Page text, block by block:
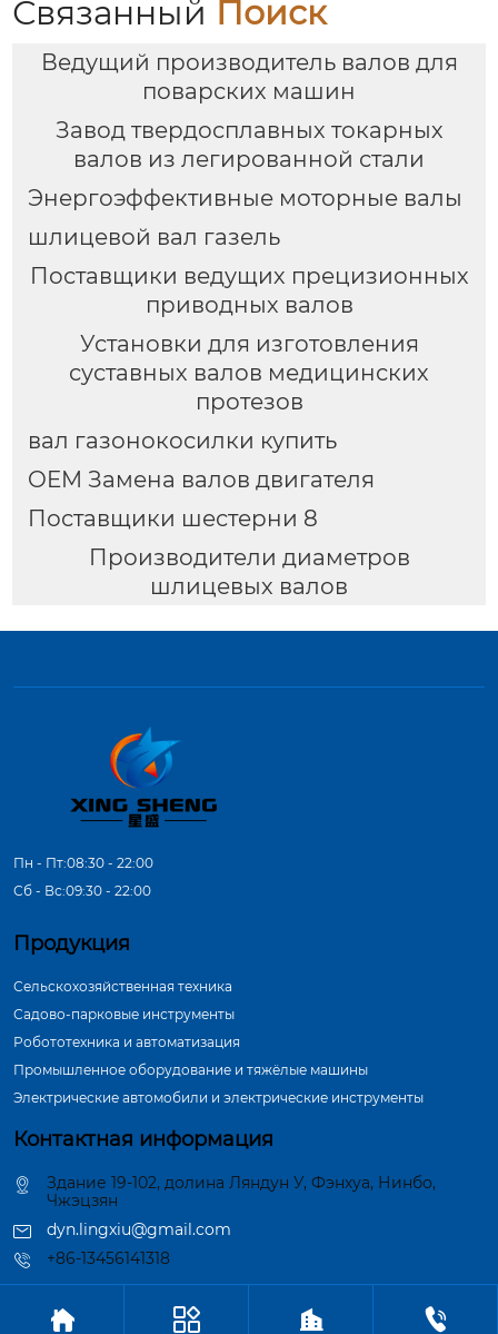
Связанный Поиск
Ведущий производитель валов для
поварских машин
Завод твердосплавных токарных
валов из легированной стали
Энергоэффективные моторные валы
шлицевой вал газель
Поставщики ведущих прецизионных
приводных валов
Установки для изготовления
суставных валов медицинских
протезов
вал газонокосилки купить
OEM Замена валов двигателя
Поставщики шестерни 8
Производители диаметров
шлицевых валов
Пн - Пт:08:30 - 22:00
Сб - Вс:09:30 - 22:00
Продукция
Сельскохозяйственная техника
Садово-парковые инструменты
Робототехника и автоматизация
Промышленное оборудование и тяжёлые машины
Электрические автомобили и электрические инструменты
Контактная информация
Здание 19-102, долина Ляндун У, Фэнхуа, Нинбо,
Чжэцзян
dyn.lingxiu@gmail.com
+86-13456141318
Авторское право©ООО Нинбо Синшэн Шафт Индастри
   